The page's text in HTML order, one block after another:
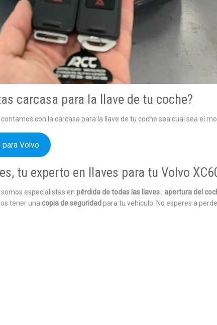
carcasa para la llave de tu coche?
contamos con la carcasa para la llave de tu coche sea cual sea el
Volvo
tu experto en llaves para tu Volvo
somos especialistas en pérdida de todas las llaves, apertura del
tener una copia de seguridadpara tu vehículo. No esperes a